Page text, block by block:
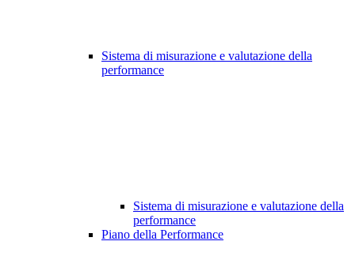
Sistema di misurazione e valutazione della
performance
Sistema di misurazione e valutazione della
performance
Piano della Performance